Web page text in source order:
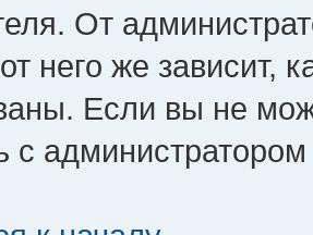
От
него же зависит,
Если вы не
с